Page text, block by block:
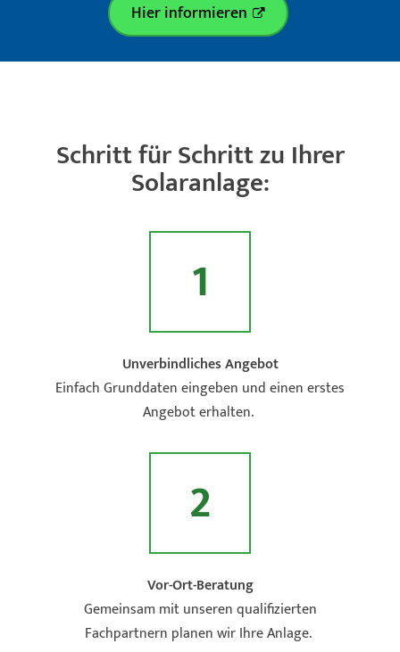
Hier informieren
Schritt für Schritt zu Ihrer
Solaranlage:
1
Unverbindliches Angebot
Einfach Grunddaten eingeben und einen erstes
Angebot erhalten.
2
Vor-Ort-Beratung
Gemeinsam mit unseren qualifizierten
Fachpartnern planen wir Ihre Anlage.